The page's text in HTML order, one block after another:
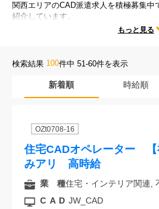
転職をご希望の方 企
名古屋 0120-960-379
電話受付：平日
関西エリアのCAD派遣求人を積極募集中
紹介しています。
テレワークや時短勤務、残業なしなどの
もっと見る
検索結果 100件中 51-60件を表示
新着順 時給順
OZt0708-16
住宅CADオペレーター 【
みアリ 高時給
業 種住宅・インテリア関連,
CAD JW_CAD